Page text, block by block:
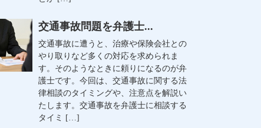
交通事故問題を弁護士...
交通事故に遭うと、治療や保険会社との
やり取りなど多くの対応を求められま
す。そのようなときに頼りになるのが弁
護士です。今回は、交通事故に関する法
律相談のタイミングや、注意点を解説い
たします。交通事故を弁護士に相談する
タイミ […]